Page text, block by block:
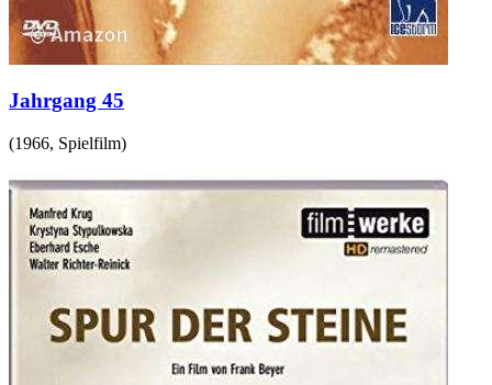
Jahrgang 45
(1966, Spielfilm)